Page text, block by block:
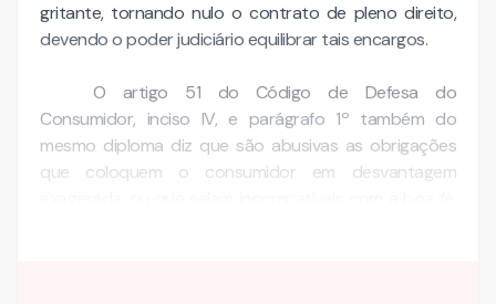
gritante, tornando nulo o contrato de pleno direito,
devendo o poder judiciário equilibrar tais encargos.
O artigo 51 do Código de Defesa do
Consumidor, inciso IV, e parágrafo 1º também do
mesmo diploma diz que são abusivas as obrigações
que coloquem o consumidor em desvantagem